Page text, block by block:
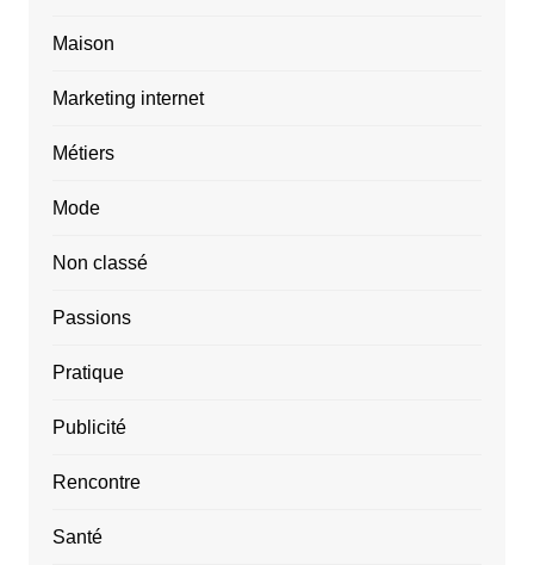
Maison
Marketing internet
Métiers
Mode
Non classé
Passions
Pratique
Publicité
Rencontre
Santé